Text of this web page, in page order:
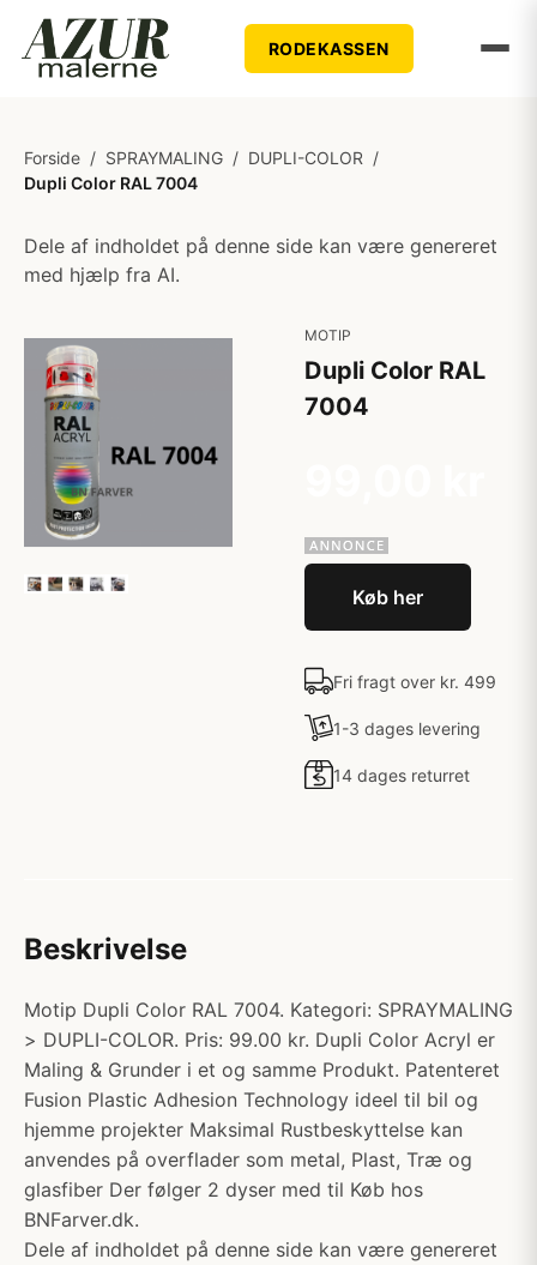
RODEKASSEN
Forside / SPRAYMALING / DUPLI-COLOR /
Dupli Color RAL 7004
Dele af indholdet på denne side kan være genereret
med hjælp fra AI.
MOTIP
Dupli Color RAL
7004
Køb her
Fri fragt over kr. 499
1-3 dages levering
14 dages returret
Beskrivelse
Motip Dupli Color RAL 7004. Kategori: SPRAYMALING
> DUPLI-COLOR. Pris: 99.00 kr. Dupli Color Acryl er
Maling & Grunder i et og samme Produkt. Patenteret
Fusion Plastic Adhesion Technology ideel til bil og
hjemme projekter Maksimal Rustbeskyttelse kan
anvendes på overflader som metal, Plast, Træ og
glasfiber Der følger 2 dyser med til Køb hos
BNFarver.dk.
Dele af indholdet på denne side kan være genereret